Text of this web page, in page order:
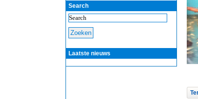
Search
Laatste nieuws